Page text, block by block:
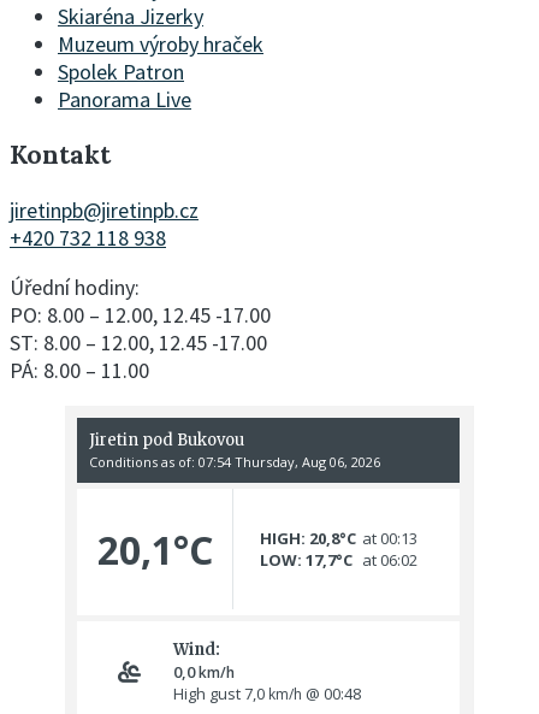
Skiaréna Jizerky
Muzeum výroby hraček
Spolek Patron
Panorama Live
Kontakt
jiretinpb@jiretinpb.cz
+420 732 118 938
Úřední hodiny:
PO: 8.00 – 12.00, 12.45 -17.00
ST: 8.00 – 12.00, 12.45 -17.00
PÁ: 8.00 – 11.00